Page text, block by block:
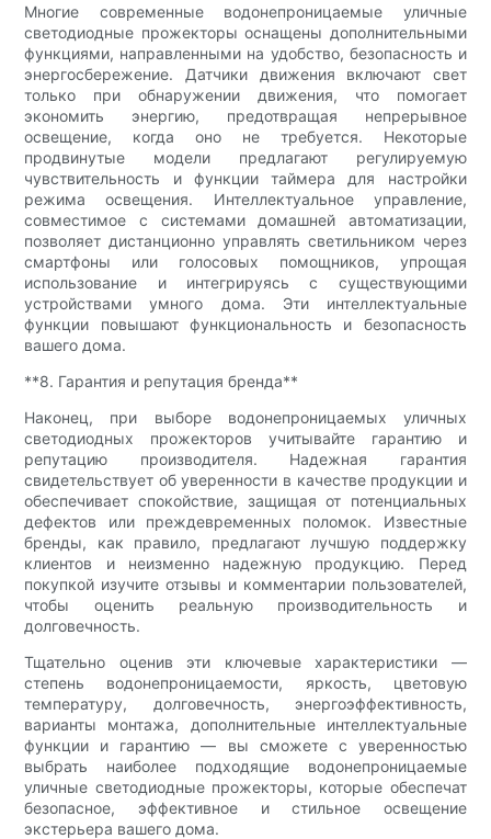
Многие современные водонепроницаемые уличные
светодиодные прожекторы оснащены дополнительными
функциями, направленными на удобство, безопасность и
энергосбережение. Датчики движения включают свет
только при обнаружении движения, что помогает
экономить энергию, предотвращая непрерывное
освещение, когда оно не требуется. Некоторые
продвинутые модели предлагают регулируемую
чувствительность и функции таймера для настройки
режима освещения. Интеллектуальное управление,
совместимое с системами домашней автоматизации,
позволяет дистанционно управлять светильником через
смартфоны или голосовых помощников, упрощая
использование и интегрируясь с существующими
устройствами умного дома. Эти интеллектуальные
функции повышают функциональность и безопасность
вашего дома.
**8. Гарантия и репутация бренда**
Наконец, при выборе водонепроницаемых уличных
светодиодных прожекторов учитывайте гарантию и
репутацию производителя. Надежная гарантия
свидетельствует об уверенности в качестве продукции и
обеспечивает спокойствие, защищая от потенциальных
дефектов или преждевременных поломок. Известные
бренды, как правило, предлагают лучшую поддержку
клиентов и неизменно надежную продукцию. Перед
покупкой изучите отзывы и комментарии пользователей,
чтобы оценить реальную производительность и
долговечность.
Тщательно оценив эти ключевые характеристики —
степень водонепроницаемости, яркость, цветовую
температуру, долговечность, энергоэффективность,
варианты монтажа, дополнительные интеллектуальные
функции и гарантию — вы сможете с уверенностью
выбрать наиболее подходящие водонепроницаемые
уличные светодиодные прожекторы, которые обеспечат
безопасное, эффективное и стильное освещение
экстерьера вашего дома.